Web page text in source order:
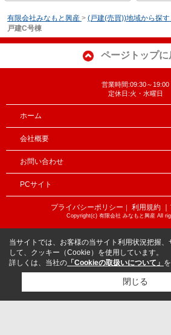
有限会社みなもと興産 > (戸建(売買))地域から探す
戸建C号棟
ページトップに
営業時間:09:30～19:00
定休日:火・水曜日
ホーム
会社概要
お問い合わせ
PCサイト
プライバシーポリシー ｜ 利用規約
Copyright(c) 有限会社 みなもと興産 All
当サイトでは、お客様の当サイト利用状況把握、
して、クッキー（Cookie）を使用しています。
詳しくは、当社の 「Cookieの取扱いについて」
閉じる